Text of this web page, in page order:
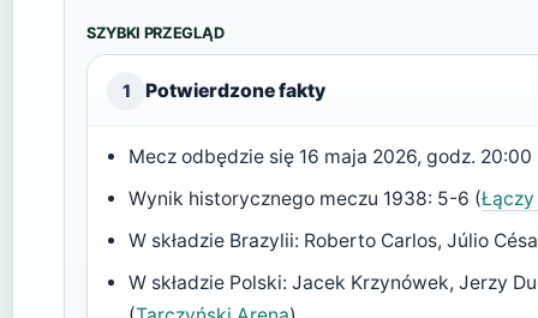
SZYBKI PRZEGLĄD
1 Potwierdzone fakty
Mecz odbędzie się 16 maja 2026, godz. 20:00
Wynik historycznego meczu 1938: 5-6 (Łączy
W składzie Brazylii: Roberto Carlos, Júlio
W składzie Polski: Jacek Krzynówek, Jerzy